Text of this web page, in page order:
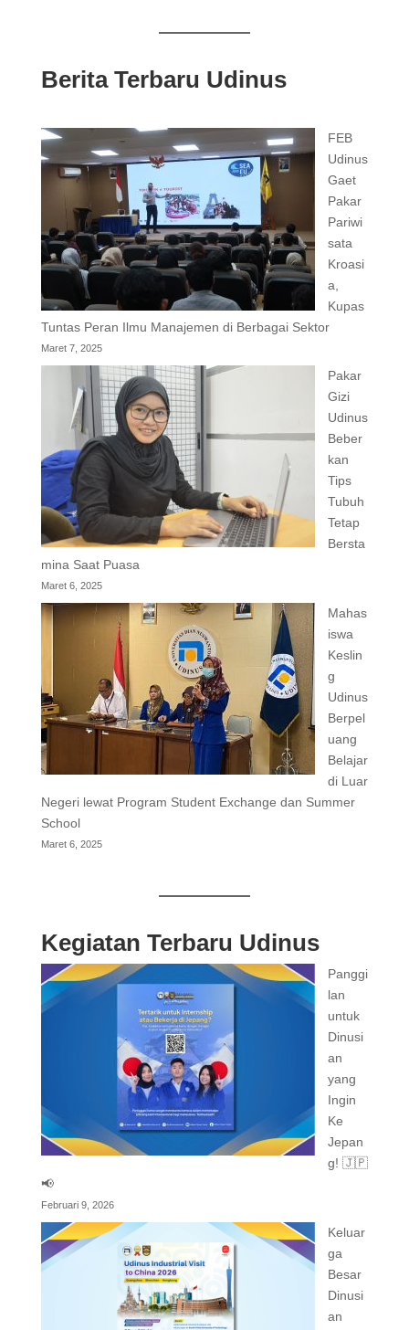
Berita Terbaru Udinus
FEB
Udinus
Gaet
Pakar
Pariwi
sata
Kroasi
a,
Kupas
Tuntas Peran Ilmu Manajemen di Berbagai Sektor
Maret 7, 2025
Pakar
Gizi
Udinus
Beber
kan
Tips
Tubuh
Tetap
Bersta
mina Saat Puasa
Maret 6, 2025
Mahas
iswa
Keslin
g
Udinus
Berpel
uang
Belajar
di Luar
Negeri lewat Program Student Exchange dan Summer
School
Maret 6, 2025
Kegiatan Terbaru Udinus
Panggi
lan
untuk
Dinusi
an
yang
Ingin
Ke
Jepan
g! 🇯🇵
📢
Februari 9, 2026
Keluar
ga
Besar
Dinusi
an